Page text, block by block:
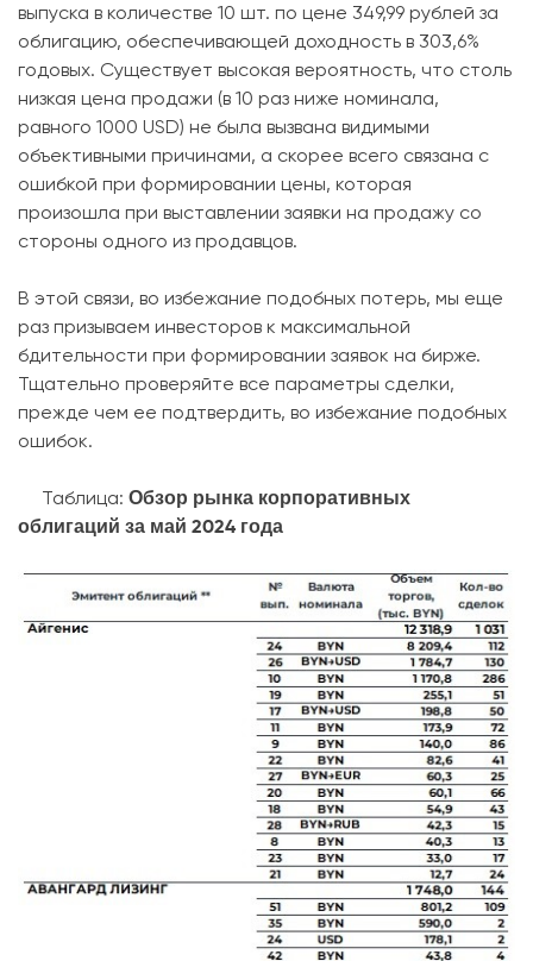
выпуска в количестве 10 шт. по цене 349,99 рублей за
облигацию, обеспечивающей доходность в 303,6%
годовых. Существует высокая вероятность, что столь
низкая цена продажи (в 10 раз ниже номинала,
равного 1000 USD) не была вызвана видимыми
объективными причинами, а скорее всего связана с
ошибкой при формировании цены, которая
произошла при выставлении заявки на продажу со
стороны одного из продавцов.
В этой связи, во избежание подобных потерь, мы еще
раз призываем инвесторов к максимальной
бдительности при формировании заявок на бирже.
Тщательно проверяйте все параметры сделки,
прежде чем ее подтвердить, во избежание подобных
ошибок.
Таблица: Обзор рынка корпоративных
облигаций за май 2024 года